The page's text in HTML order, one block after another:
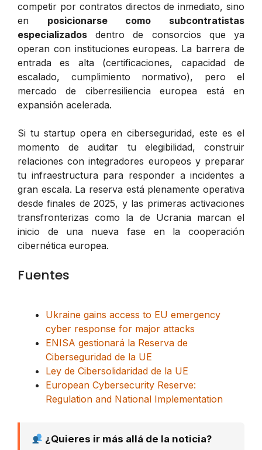
competir por contratos directos de inmediato, sino
en posicionarse como subcontratistas
especializados dentro de consorcios que ya
operan con instituciones europeas. La barrera de
entrada es alta (certificaciones, capacidad de
escalado, cumplimiento normativo), pero el
mercado de ciberresiliencia europea está en
expansión acelerada.
Si tu startup opera en ciberseguridad, este es el
momento de auditar tu elegibilidad, construir
relaciones con integradores europeos y preparar
tu infraestructura para responder a incidentes a
gran escala. La reserva está plenamente operativa
desde finales de 2025, y las primeras activaciones
transfronterizas como la de Ucrania marcan el
inicio de una nueva fase en la cooperación
cibernética europea.
Fuentes
Ukraine gains access to EU emergency
cyber response for major attacks
ENISA gestionará la Reserva de
Ciberseguridad de la UE
Ley de Cibersolidaridad de la UE
European Cybersecurity Reserve:
Regulation and National Implementation
¿Quieres ir más allá de la noticia?